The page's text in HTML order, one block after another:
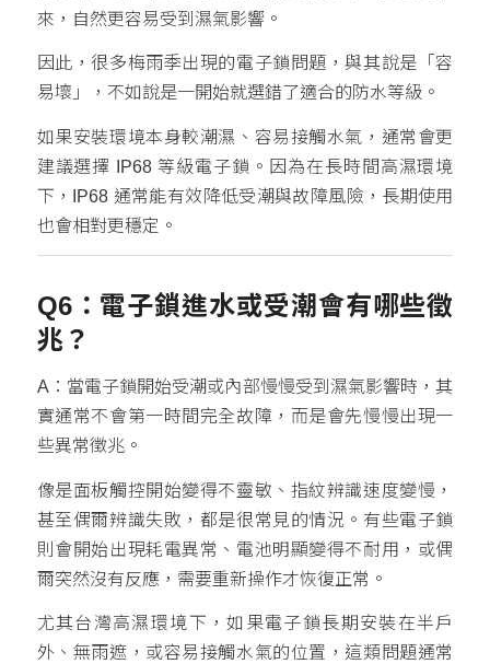
來，自然更容易受到濕氣影響。
因此，很多梅雨季出現的電子鎖問題，與其說是「容
易壞」，不如說是一開始就選錯了適合的防水等級。
如果安裝環境本身較潮濕、容易接觸水氣，通常會更
建議選擇 IP68 等級電子鎖。因為在長時間高濕環境
下，IP68 通常能有效降低受潮與故障風險，長期使用
也會相對更穩定。
Q6：電子鎖進水或受潮會有哪些徵
兆？
A：當電子鎖開始受潮或內部慢慢受到濕氣影響時，其
實通常不會第一時間完全故障，而是會先慢慢出現一
些異常徵兆。
像是面板觸控開始變得不靈敏、指紋辨識速度變慢，
甚至偶爾辨識失敗，都是很常見的情況。有些電子鎖
則會開始出現耗電異常、電池明顯變得不耐用，或偶
爾突然沒有反應，需要重新操作才恢復正常。
尤其台灣高濕環境下，如果電子鎖長期安裝在半戶
外、無雨遮，或容易接觸水氣的位置，這類問題通常